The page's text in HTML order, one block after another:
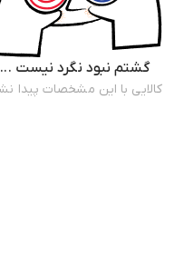
گشتم نبود نگرد نیست ...
کالایی با این مشخصات پیدا